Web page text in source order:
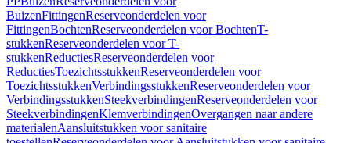
BuizenFittingenReserveonderdelen voor
FittingenBochtenReserveonderdelen voor BochtenT-
stukkenReserveonderdelen voor T-
stukkenReductiesReserveonderdelen voor
ReductiesToezichtsstukkenReserveonderdelen voor
ToezichtsstukkenVerbindingsstukkenReserveonderdelen voor
VerbindingsstukkenSteekverbindingenReserveonderdelen voor
SteekverbindingenKlemverbindingenOvergangen naar andere
materialenAansluitstukken voor sanitaire